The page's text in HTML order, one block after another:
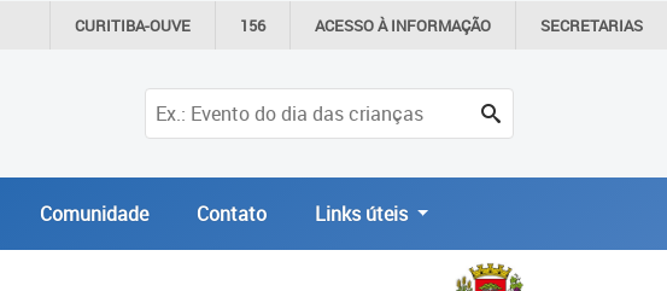
CURITIBA-OUVE 156 ACESSO ÀINFORMAÇÃO SECRETARIAS
Comunidade Contato Links úteis